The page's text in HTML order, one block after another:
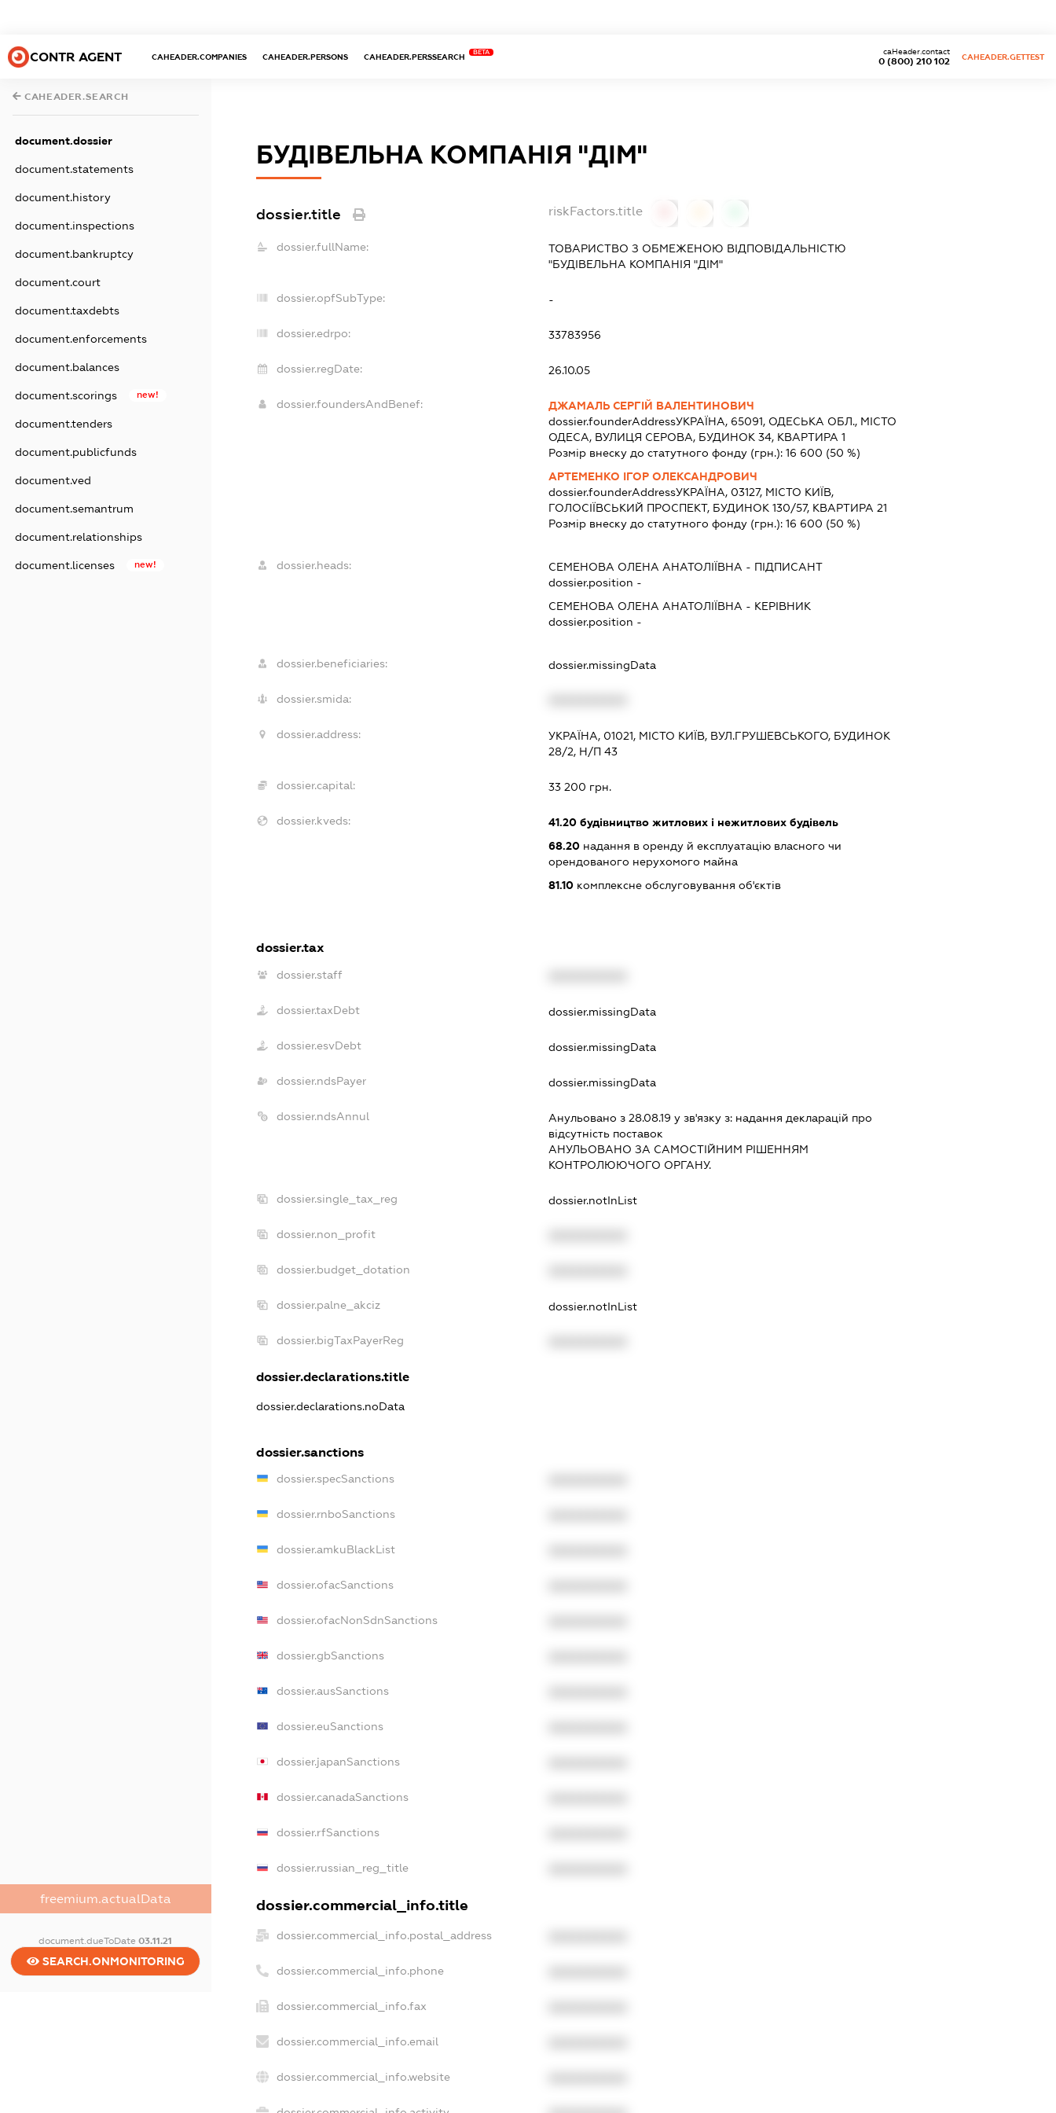
CONTR AGENT CAHEADER.COMPANIES CAHEADER.PERSONS CAHEADER.PERSSEARCH
BETA
0 (800) 210 102
caHeader.contact
CAHEADER.GETTEST
CAHEADER.SEARCH
document.dossier
document.statements
document.history
document.inspections
document.bankruptcy
document.court
document.taxdebts
document.enforcements
document.balances
document.scorings new!
document.tenders
document.publicfunds
document.ved
document.semantrum
document.relationships
document.licenses new!
freemium.actualData
document.dueToDate03.11.21
SEARCH.ONMONITORING
БУДІВЕЛЬНА КОМПАНІЯ "ДІМ"
dossier.title riskFactors.title
dossier.fullName:
ТОВАРИСТВО З ОБМЕЖЕНОЮ ВІДПОВІДАЛЬНІСТЮ
"БУДІВЕЛЬНА КОМПАНІЯ "ДІМ"
dossier.opfSubType: -
dossier.edrpo: 33783956
dossier.regDate: 26.10.05
dossier.foundersAndBenef:
ДЖАМАЛЬ СЕРГІЙ ВАЛЕНТИНОВИЧ
dossier.founderAddressУКРАЇНА, 65091, ОДЕСЬКА ОБЛ., МІСТО
ОДЕСА, ВУЛИЦЯ СЕРОВА, БУДИНОК 34, КВАРТИРА 1
Розмір внеску до статутного фонду (грн.): 16 600 (50 %)
АРТЕМЕНКО ІГОР ОЛЕКСАНДРОВИЧ
dossier.founderAddressУКРАЇНА, 03127, МІСТО КИЇВ,
ГОЛОСІЇВСЬКИЙ ПРОСПЕКТ, БУДИНОК 130/57, КВАРТИРА 21
Розмір внеску до статутного фонду (грн.): 16 600 (50 %)
dossier.heads: СЕМЕНОВА ОЛЕНА АНАТОЛІЇВНА - ПІДПИСАНТ
dossier.position -
СЕМЕНОВА ОЛЕНА АНАТОЛІЇВНА - КЕРІВНИК
dossier.position -
dossier.beneficiaries: dossier.missingData
dossier.smida:
dossier.address:
УКРАЇНА, 01021, МІСТО КИЇВ, ВУЛ.ГРУШЕВСЬКОГО, БУДИНОК
28/2, Н/П 43
dossier.capital: 33 200 грн.
dossier.kveds: 41.20будівництво житлових і нежитлових будівель
68.20надання в оренду й експлуатацію власного чи
орендованого нерухомого майна
81.10комплексне обслуговування об'єктів
dossier.tax
dossier.staff
dossier.taxDebt dossier.missingData
dossier.esvDebt dossier.missingData
dossier.ndsPayer dossier.missingData
dossier.ndsAnnul Анульовано з 28.08.19 у зв'язку з: надання декларацiй про
вiдсутнiсть поставок
АНУЛЬОВАНО ЗА САМОСТIЙНИМ РIШЕННЯМ
КОНТРОЛЮЮЧОГО ОРГАНУ.
dossier.single_tax_reg dossier.notInList
dossier.non_profit
dossier.budget_dotation
dossier.palne_akciz dossier.notInList
dossier.bigTaxPayerReg
dossier.declarations.title
dossier.declarations.noData
dossier.sanctions
dossier.specSanctions
dossier.rnboSanctions
dossier.amkuBlackList
dossier.ofacSanctions
dossier.ofacNonSdnSanctions
dossier.gbSanctions
dossier.ausSanctions
dossier.euSanctions
dossier.japanSanctions
dossier.canadaSanctions
dossier.rfSanctions
dossier.russian_reg_title
dossier.commercial_info.title
dossier.commercial_info.postal_address
dossier.commercial_info.phone
dossier.commercial_info.fax
dossier.commercial_info.email
dossier.commercial_info.website